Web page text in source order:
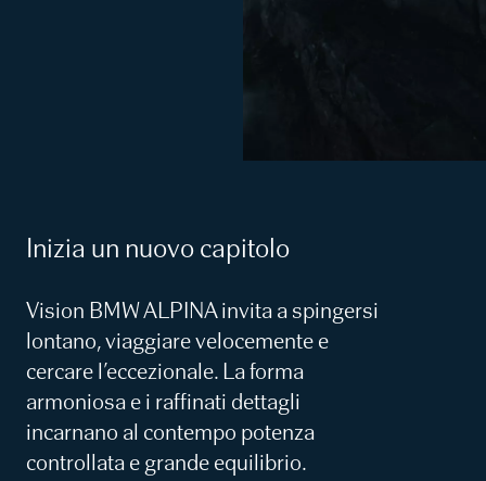
Inizia un nuovo capitolo
Vision BMW ALPINA invita a spingersi
lontano, viaggiare velocemente e
cercare l’eccezionale. La forma
armoniosa e i raffinati dettagli
incarnano al contempo potenza
controllata e grande equilibrio.